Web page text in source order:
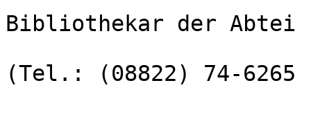
Bibliothekar der Abtei
(Tel.: (08822) 74-